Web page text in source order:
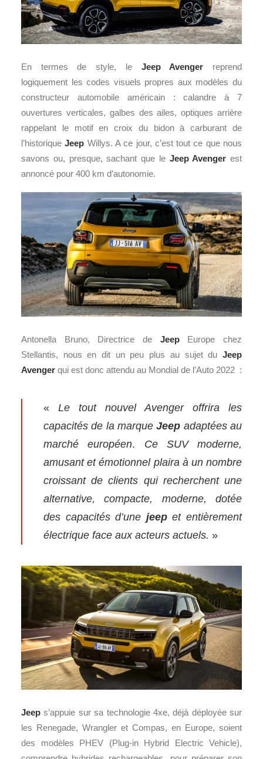
En termes de style, le Jeep Avenger reprend
logiquement les codes visuels propres aux modèles du
constructeur automobile américain : calandre à 7
ouvertures verticales, galbes des ailes, optiques arrière
rappelant le motif en croix du bidon à carburant de
l’historiqueJeep Willys. A ce jour, c’est tout ce que nous
savons ou, presque, sachant que le Jeep Avenger est
annoncé pour 400 km d’autonomie.
Antonella Bruno, Directrice de JeepEurope chez
Stellantis, nous en dit un peu plus au sujet du Jeep
Avenger qui est donc attendu au Mondial de l’Auto 2022 :
« Le tout nouvel Avenger offrira les
capacités de la marque Jeep adaptées au
marché européen. Ce SUV moderne,
amusant et émotionnel plaira à un nombre
croissant de clients qui recherchent une
alternative, compacte, moderne, dotée
des capacités d’une jeepet entièrement
électrique face aux acteurs actuels. »
Jeep s’appuie sur sa technologie 4xe, déjà déployée sur
les Renegade, Wrangler et Compas, en Europe, soient
des modèles PHEV (Plug-in Hybrid Electric Vehicle),